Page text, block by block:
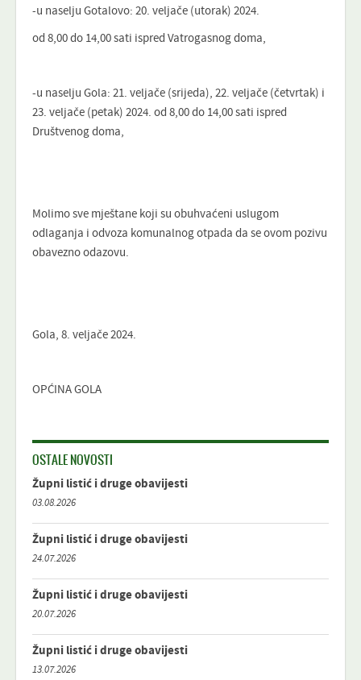
-u naselju Gotalovo: 20. veljače (utorak) 2024.
od 8,00 do 14,00 sati ispred Vatrogasnog doma,
-u naselju Gola: 21. veljače (srijeda), 22. veljače (četvrtak) i
23. veljače (petak) 2024. od 8,00 do 14,00 sati ispred
Društvenog doma,
Molimo sve mještane koji su obuhvaćeni uslugom
odlaganja i odvoza komunalnog otpada da se ovom pozivu
obavezno odazovu.
Gola, 8. veljače 2024.
OPĆINA GOLA
OSTALE NOVOSTI
Župni listić i druge obavijesti
03.08.2026
Župni listić i druge obavijesti
24.07.2026
Župni listić i druge obavijesti
20.07.2026
Župni listić i druge obavijesti
13.07.2026